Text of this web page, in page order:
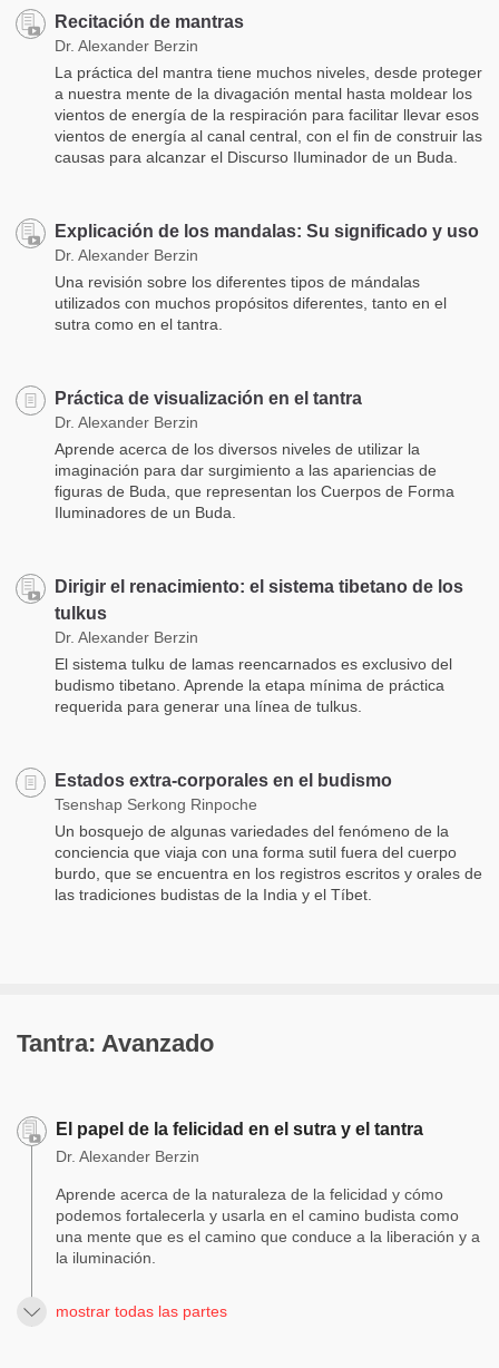
Recitación de mantras
Dr. Alexander Berzin
La práctica del mantra tiene muchos niveles, desde proteger
a nuestra mente de la divagación mental hasta moldear los
vientos de energía de la respiración para facilitar llevar esos
vientos de energía al canal central, con el fin de construir las
causas para alcanzar el Discurso Iluminador de un Buda.
Explicación de los mandalas: Su significado y uso
Dr. Alexander Berzin
Una revisión sobre los diferentes tipos de mándalas
utilizados con muchos propósitos diferentes, tanto en el
sutra como en el tantra.
Práctica de visualización en el tantra
Dr. Alexander Berzin
Aprende acerca de los diversos niveles de utilizar la
imaginación para dar surgimiento a las apariencias de
figuras de Buda, que representan los Cuerpos de Forma
Iluminadores de un Buda.
Dirigir el renacimiento: el sistema tibetano de los
tulkus
Dr. Alexander Berzin
El sistema tulku de lamas reencarnados es exclusivo del
budismo tibetano. Aprende la etapa mínima de práctica
requerida para generar una línea de tulkus.
Estados extra-corporales en el budismo
Tsenshap Serkong Rinpoche
Un bosquejo de algunas variedades del fenómeno de la
conciencia que viaja con una forma sutil fuera del cuerpo
burdo, que se encuentra en los registros escritos y orales de
las tradiciones budistas de la India y el Tíbet.
Tantra: Avanzado
El papel de la felicidad en el sutra y el tantra
Dr. Alexander Berzin
Aprende acerca de la naturaleza de la felicidad y cómo
podemos fortalecerla y usarla en el camino budista como
una mente que es el camino que conduce a la liberación y a
la iluminación.
mostrar todas las partes